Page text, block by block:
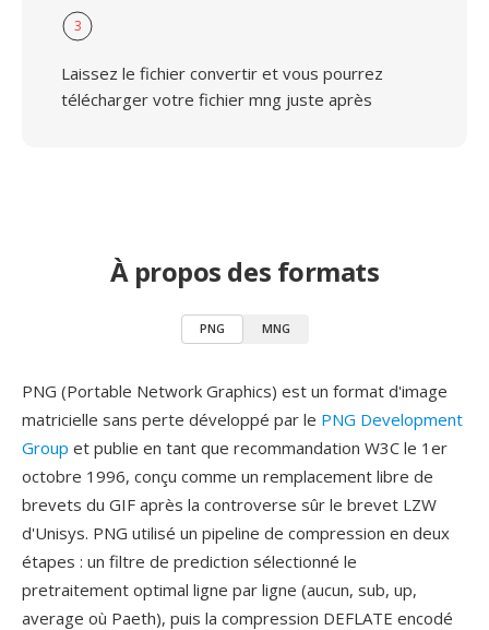
3
Laissez le fichier convertir et vous pourrez
télécharger votre fichier mng juste après
À propos des formats
PNG MNG
PNG (Portable Network Graphics) est un format d'image
matricielle sans perte développé par le PNG Development
Group et publie en tant que recommandation W3C le 1er
octobre 1996, conçu comme un remplacement libre de
brevets du GIF après la controverse sûr le brevet LZW
d'Unisys. PNG utilisé un pipeline de compression en deux
étapes : un filtre de prediction sélectionné le
pretraitement optimal ligne par ligne (aucun, sub, up,
average où Paeth), puis la compression DEFLATE encodé